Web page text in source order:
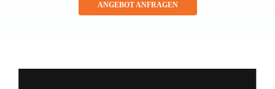
ANGEBOT ANFRAGEN